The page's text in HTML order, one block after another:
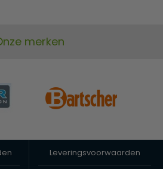
merken
Leveringsvoorwaarden